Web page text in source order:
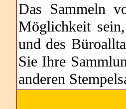
Das Sammeln
Möglichkeit
und des
Sie Ihre
anderen